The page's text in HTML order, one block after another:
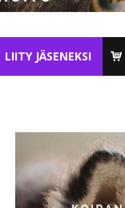
LIITY JÄSENEKSI